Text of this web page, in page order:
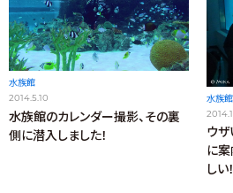
水族館
2014.5.10
水族館のカレンダー撮影、その裏
側に潜入しました！
水族館
ウザ
に
しい！